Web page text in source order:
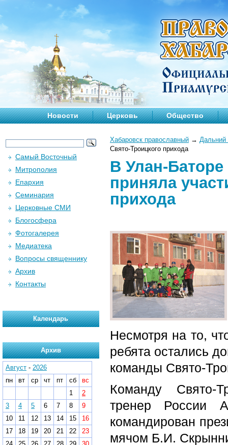
Новости Церковь Общество
Хабаровск православный → Дальний
Свято-Троицкого прихода
В Улан-
приняла
прихода
Несмотря на то,
ребята остались
команды Свято-
Команду Свято-
тренер России
командирован
мячом Б.И.
Самый Восточный
Митрополия
Епархия
Семинария
Церковные СМИ
Блогосфера
Фотогалерея
Медиатека
Вопросы священнику
Архив
Контакты
Календарь
Архив
Август - 2026
пн
вт ср чт пт сб
вс
1
2
3
4 5 6 7 8
9
10
11 12 13 14 15
16
17
18 19 20 21 22
23